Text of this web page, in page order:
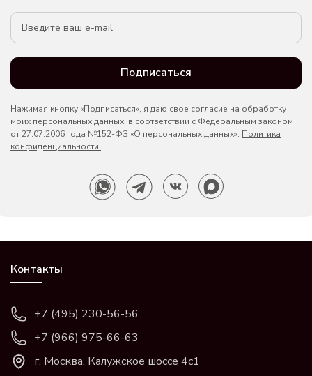
Подписаться
Нажимая кнопку «Подписаться», я даю свое согласие на обработку
моих персональных данных, в соответствии с Федеральным законом
от 27.07.2006 года №152-ФЗ «О персональных данных». Политика
конфиденциальности.
Контакты
+7 (495) 230-56-56
+7 (966) 975-66-63
г. Москва, Калужское шоссе 4с1